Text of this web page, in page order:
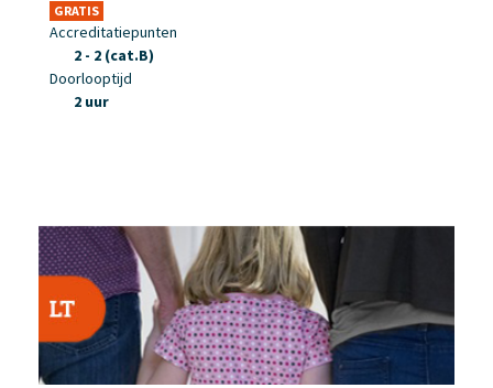
GRATIS
Accreditatiepunten
2 - 2 (cat.B)
Doorlooptijd
2 uur